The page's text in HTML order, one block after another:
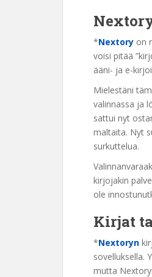
*Nextory on
voisi pitää
ääni- ja e-
Mielestäni
valinnassa ja
sattui nyt
maltaita. Nyt
surkuttelua.
kirjojakin
ole
Kirjat
*Nextoryn
sovelluksella.
mutta